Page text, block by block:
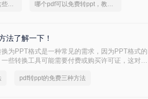
怎么将pdf转换成ppt，这些方法可以帮到你 哪个pdf可以免费转ppt，教你一个方法
法了解一下！
为PPT格式是一种常见的需求，因为PPT格式的
些转换工具可能需要付费或购买许可证，这对于
pdf转ppt的免费三种方法